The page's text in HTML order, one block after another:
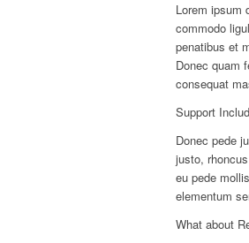
Lorem ipsum
commodo
penatibus et
Donec quam
consequat
Support
Donec pede
justo,
eu pede
elementum
What about